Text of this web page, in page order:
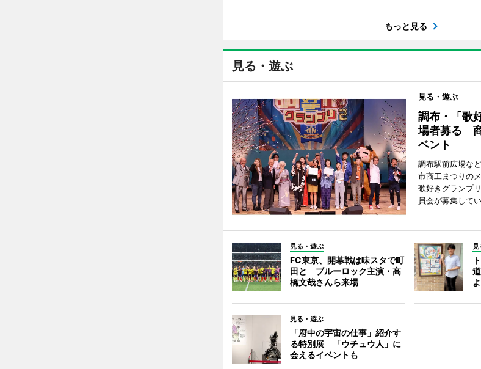
もっと見る
見る・遊ぶ
見る・遊ぶ
調布・「歌
場者募る
ベント
調布駅前広場な
市商工まつりの
歌好きグランプ
員会が募集してい
見る・遊ぶ
FC東京、開幕戦は味スタで町
田と ブルーロック主演・高
橋文哉さんら来場
見る・遊ぶ
「府中の宇宙の仕事」紹介す
る特別展 「ウチュウ人」に
会えるイベントも